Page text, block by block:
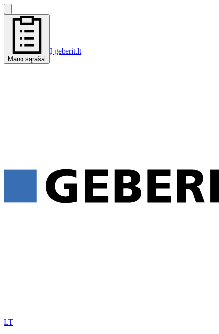
Mano sąrašai
Į geberit.lt
LT